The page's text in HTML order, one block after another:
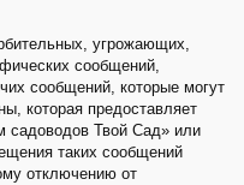
угрожающих,
сообщений,
сообщений, которые могут
которая предоставляет
садоводов Твой Сад» или
таких сообщений
отключению от